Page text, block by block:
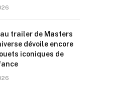
trailer de Masters
dévoile encore
iconiques de